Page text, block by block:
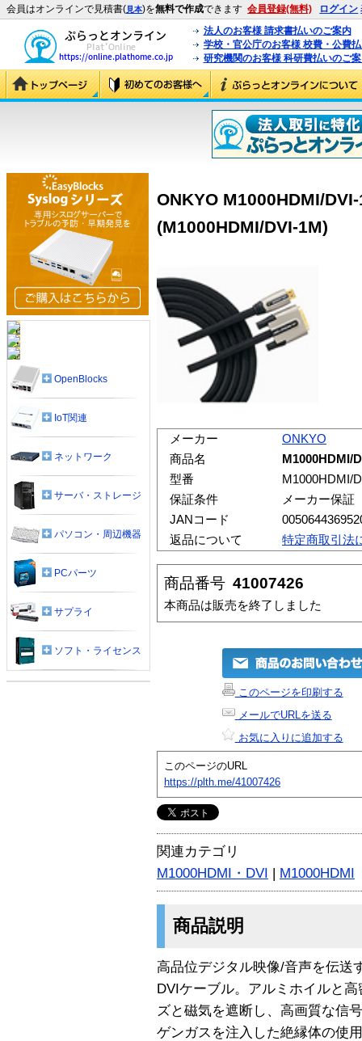
会員はオンラインで見積書(見本)を無料で作成できます 会員登録(無料) ログイン
法人のお客様 請求書払いのご案内
学校・官公庁のお客様 校費・公費
研究機関のお客様 科研費払いのご
ONKYO M1000HDMI/
(M1000HDMI/DVI-1M)
メーカー
ONKYO
商品名
M1000HDMI/
型番
M1000HDMI/
保証条件
メーカー保証
JANコード
返品について
特定商取引法
商品番号 41007426
本商品は販売を終了しました
このページを印刷する
メールでURLを送る
お気に入りに追加する
このページのURL
https://plth.me/41007426
関連カテゴリ
M1000HDMI・DVI | M1000HDMI
商品説明
高品位デジタル映像/音声を伝送
DVIケーブル。アルミホイルと
ズと磁気を遮断し、高画質な信
ゲンガスを注入した絶縁体の使
OpenBlocks
IoT関連
ネットワーク
サーバ・ストレージ
パソコン・周辺機器
PCパーツ
サプライ
ソフト・ライセンス